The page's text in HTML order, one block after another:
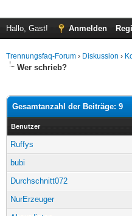
Hallo, Gast! Anmelden
Trennungsfaq-Forum › Diskussion ›
Wer schrieb?
Gesamtanzahl der Beiträge: 9
Benutzer
Ruffys
bubi
Durchschnitt072
NurErzeuger